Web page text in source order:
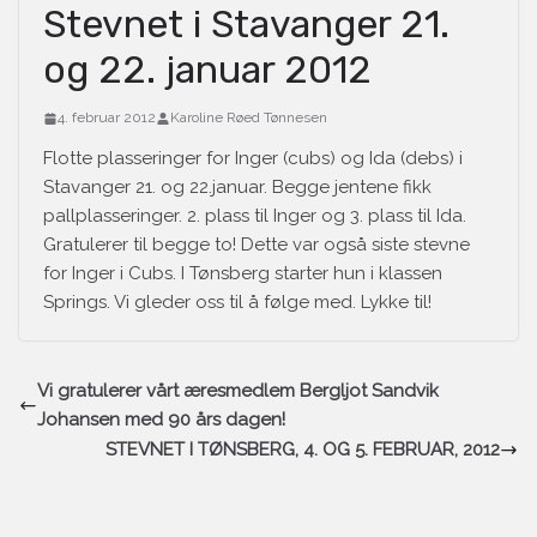
Stevnet i Stavanger 21.
og 22. januar 2012
4. februar 2012 Karoline Røed Tønnesen
Flotte plasseringer for Inger (cubs) og Ida (debs) i
Stavanger 21. og 22.januar. Begge jentene fikk
pallplasseringer. 2. plass til Inger og 3. plass til Ida.
Gratulerer til begge to! Dette var også siste stevne
for Inger i Cubs. I Tønsberg starter hun i klassen
Springs. Vi gleder oss til å følge med. Lykke til!
Vi gratulerer vårt æresmedlem Bergljot Sandvik
Johansen med 90 års dagen!
STEVNET I TØNSBERG, 4. OG 5. FEBRUAR, 2012